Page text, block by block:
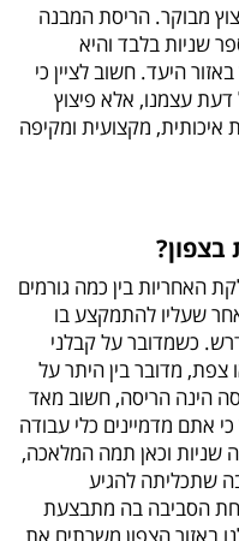
מבוקר. הריסת המבנה
שניות בלבד והיא
היעד. חשוב לציין כי
עצמנו, אלא פיצוץ
מקצועית ומקיפה
האחריות בין כמה גורמים
שעליו להתמקצע בו
כשמדובר על קבלני
צפת, מדובר בין היתר על
הינה הריסה, חשוב מאד
אתם מדמיינים כלי עבודה
שניות וכאן תמה המלאכה,
שתכליתה להגיע
הסביבה בה מתבצעת
באזור הצפון משרתים את